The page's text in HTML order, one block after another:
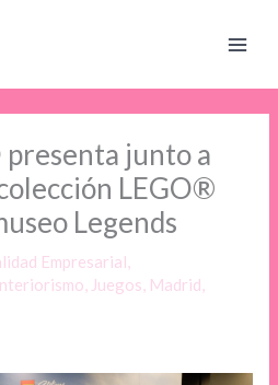
presenta junto a
LEGO®
Legends
Empresarial,
, Juegos, Madrid,